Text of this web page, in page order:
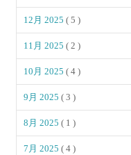
12月 2025( 5 )
11月 2025( 2 )
10月 2025( 4 )
9月 2025( 3 )
8月 2025( 1 )
7月 2025( 4 )